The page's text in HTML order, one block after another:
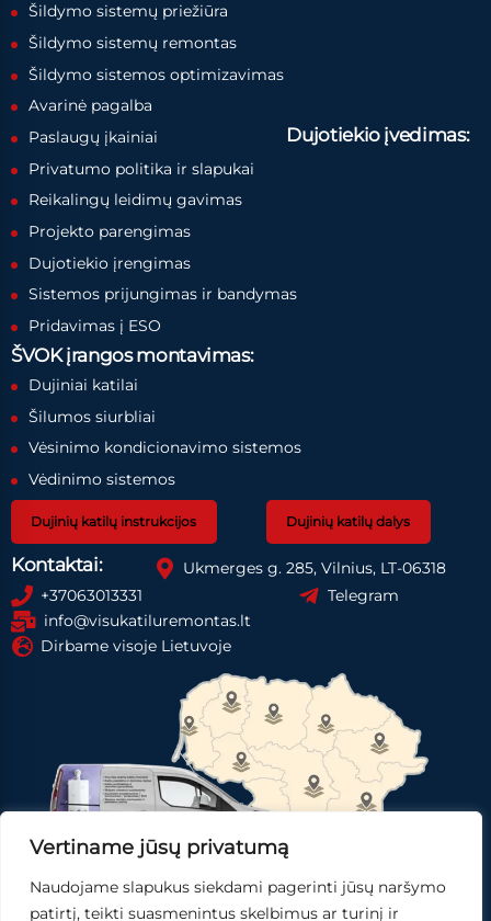
Vertiname jūsų privatumą
Naudojame slapukus siekdami pagerinti jūsų naršymo
patirtį, teikti suasmenintus skelbimus ar turinį ir
Šildymo sistemų priežiūra
Šildymo sistemų remontas
Šildymo sistemos optimizavimas
Avarinė pagalba
Paslaugų įkainiai
Privatumo politika ir slapukai
Dujotiekio įvedimas:
Reikalingų leidimų gavimas
Projekto parengimas
Dujotiekio įrengimas
Sistemos prijungimas ir bandymas
Pridavimas į ESO
ŠVOK įrangos montavimas:
Dujiniai katilai
Šilumos siurbliai
Vėsinimo kondicionavimo sistemos
Vėdinimo sistemos
Dujinių katilų instrukcijos Dujinių katilų dalys
Kontaktai:
Ukmerges g. 285, Vilnius, LT-06318
+37063013331
Telegram
info@visukatiluremontas.lt
Dirbame visoje Lietuvoje
Registruotis paslaugai Gauti pasiūlymą